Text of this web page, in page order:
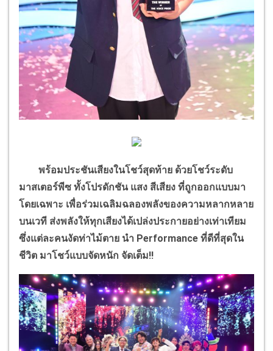
พร้อมประชันเสียงในโชว์สุดท้าย ด้วยโชว์ระดับ
มาสเตอร์พีซ ทั้งโปรดักชัน แสง สีเสียง ที่ถูกออกแบบมา
โดยเฉพาะ เพื่อร่วมเฉลิมฉลองพลังของความหลากหลาย
บนเวที ส่งพลังให้ทุกเสียงได้เปล่งประกายอย่างเท่าเทียม
ซึ่งแต่ละคนงัดท่าไม้ตาย นำ Performance ที่ดีที่สุดใน
ชีวิต มาโชว์แบบจัดหนัก จัดเต็ม!!